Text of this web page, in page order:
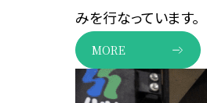
みを行なっています。
MORE